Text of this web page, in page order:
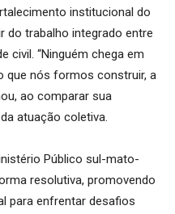
institucional do
do trabalho integrado entre
civil. “Ninguém chega em
que nós formos construir, a
ao comparar sua
atuação coletiva.
Público sul-mato-
resolutiva, promovendo
para enfrentar desafios